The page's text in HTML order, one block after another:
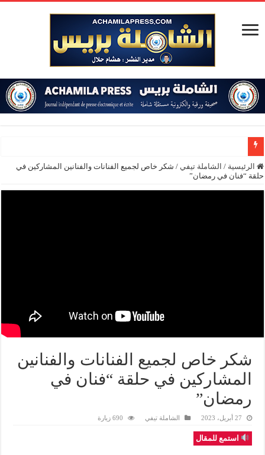
الرئيسية / الشاملة تيفي / شكر خاص لجميع الفنانات والفنانين المشاركين في
حلقة “فنان في رمضان”
شكر خاص لجميع الفنانات والفنانين
المشاركين في حلقة “فنان في
رمضان”
27 أبريل، 2023 الشاملة تيفي 690 زيارة
استمع للمقال